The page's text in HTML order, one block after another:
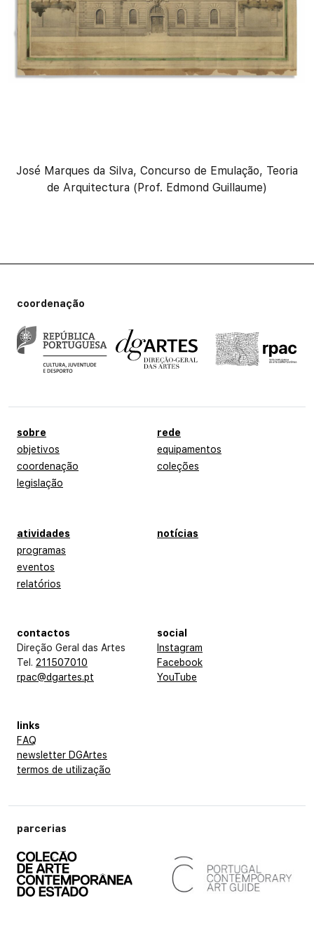
José Marques da Silva, Concurso de Emulação, Teoria
de Arquitectura (Prof. Edmond Guillaume)
coordenação
sobre
objetivos
coordenação
legislação
rede
equipamentos
coleções
atividades
programas
eventos
relatórios
notícias
contactos
Direção Geral das Artes
Tel. 211507010
rpac@dgartes.pt
social
Instagram
Facebook
YouTube
links
FAQ
newsletter DGArtes
termos de utilização
parcerias